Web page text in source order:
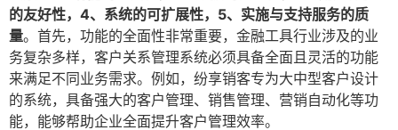
的友好性，4、系统的可扩展性，5、实施与支持服务的质
量。首先，功能的全面性非常重要，金融工具行业涉及的业
务复杂多样，客户关系管理系统必须具备全面且灵活的功能
来满足不同业务需求。例如，纷享销客专为大中型客户设计
的系统，具备强大的客户管理、销售管理、营销自动化等功
能，能够帮助企业全面提升客户管理效率。